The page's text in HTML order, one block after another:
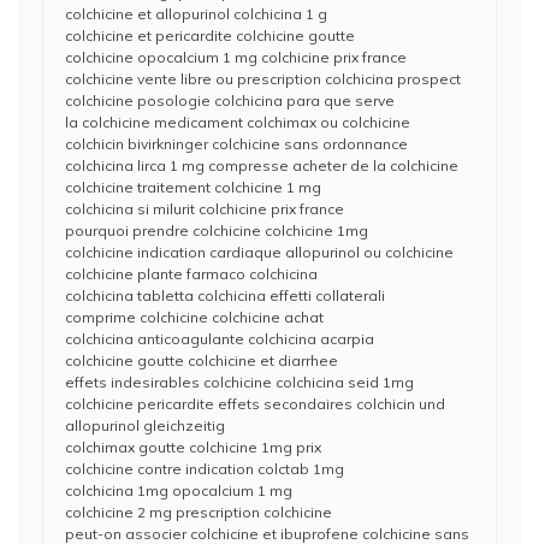
colchicine et allopurinol colchicina 1 g
colchicine et pericardite colchicine goutte
colchicine opocalcium 1 mg colchicine prix france
colchicine vente libre ou prescription colchicina prospect
colchicine posologie colchicina para que serve
la colchicine medicament colchimax ou colchicine
colchicin bivirkninger colchicine sans ordonnance
colchicina lirca 1 mg compresse acheter de la colchicine
colchicine traitement colchicine 1 mg
colchicina si milurit colchicine prix france
pourquoi prendre colchicine colchicine 1mg
colchicine indication cardiaque allopurinol ou colchicine
colchicine plante farmaco colchicina
colchicina tabletta colchicina effetti collaterali
comprime colchicine colchicine achat
colchicina anticoagulante colchicina acarpia
colchicine goutte colchicine et diarrhee
effets indesirables colchicine colchicina seid 1mg
colchicine pericardite effets secondaires colchicin und
allopurinol gleichzeitig
colchimax goutte colchicine 1mg prix
colchicine contre indication colctab 1mg
colchicina 1mg opocalcium 1 mg
colchicine 2 mg prescription colchicine
peut-on associer colchicine et ibuprofene colchicine sans